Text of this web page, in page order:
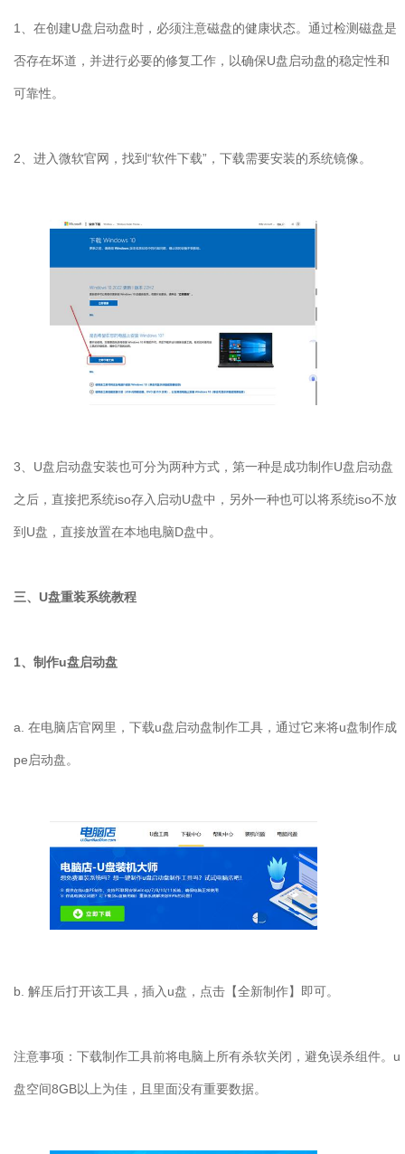
1、在创建U盘启动盘时，必须注意磁盘的健康状态。通过检测磁盘是
否存在坏道，并进行必要的修复工作，以确保U盘启动盘的稳定性和
可靠性。
2、进入微软官网，找到“软件下载”，下载需要安装的系统镜像。
3、U盘启动盘安装也可分为两种方式，第一种是成功制作U盘启动盘
之后，直接把系统iso存入启动U盘中，另外一种也可以将系统iso不放
到U盘，直接放置在本地电脑D盘中。
三、U盘重装系统教程
1、制作u盘启动盘
a. 在电脑店官网里，下载u盘启动盘制作工具，通过它来将u盘制作成
pe启动盘。
b. 解压后打开该工具，插入u盘，点击【全新制作】即可。
注意事项：下载制作工具前将电脑上所有杀软关闭，避免误杀组件。u
盘空间8GB以上为佳，且里面没有重要数据。